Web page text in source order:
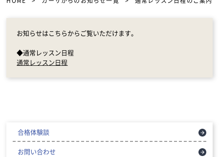
お知らせはこちらからご覧いただけます。
◆通常レッスン日程
通常レッスン日程
合格体験談
お問い合わせ